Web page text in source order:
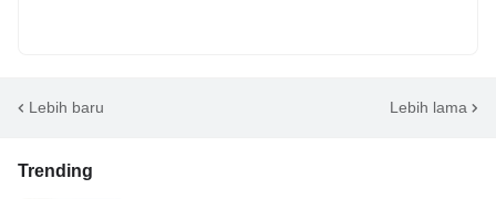
Lebih baru Lebih lama
Trending